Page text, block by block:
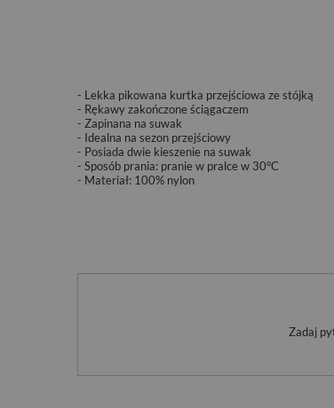
- Lekka pikowana kurtka przejściowa ze stójką
- Rękawy zakończone ściągaczem
- Zapinana na suwak
- Idealna na sezon przejściowy
- Posiada dwie kieszenie na suwak
- Sposób prania: pranie w pralce w 30°C
- Materiał: 100% nylon
Zadaj